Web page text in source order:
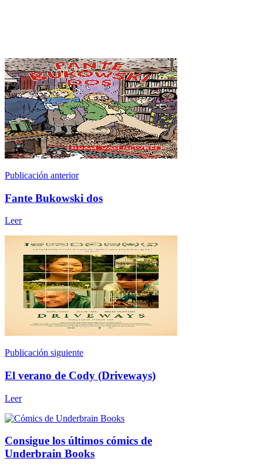
Publicación anterior
Fante Bukowski dos
Leer
Publicación siguiente
El verano de Cody (Driveways)
Leer
Consigue los últimos cómics de
Underbrain Books